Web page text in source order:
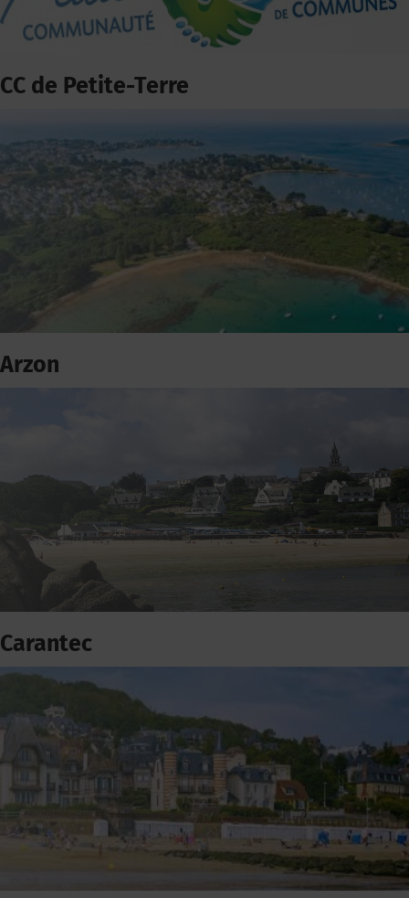
CC de Petite-Terre
Arzon
Carantec